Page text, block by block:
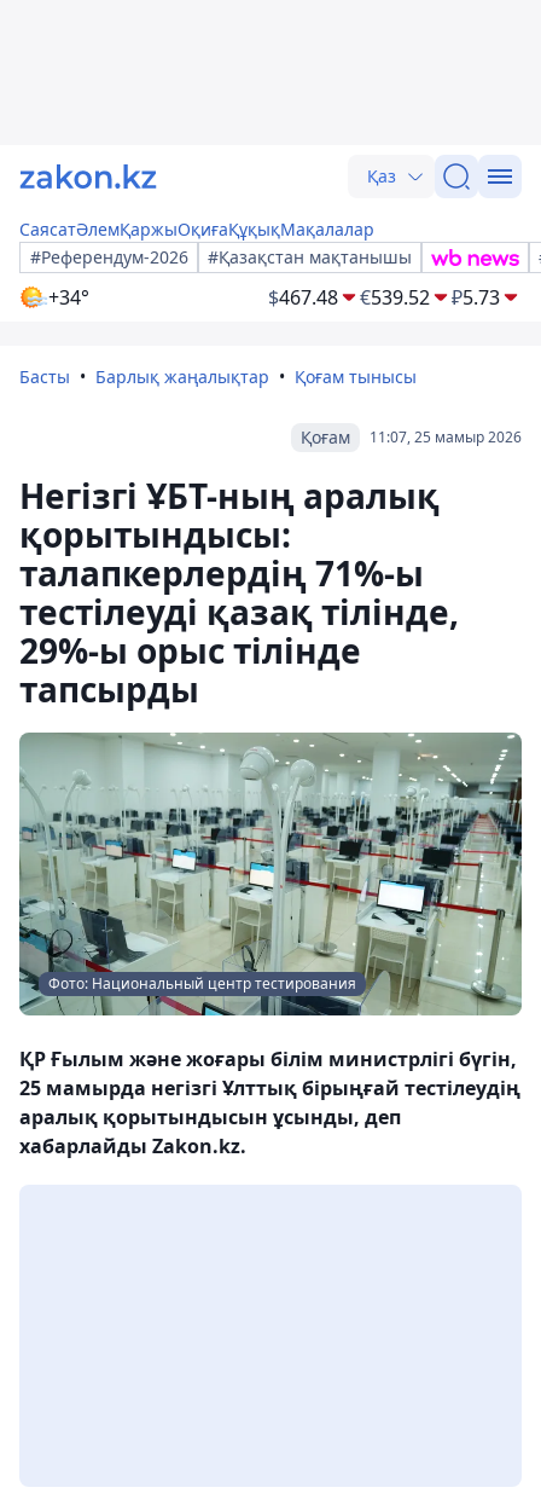
Қаз
СаясатӘлемҚаржыОқиғаҚұқықМақалалар
#Референдум-2026
#Қазақстан мақтанышы
+34° $467.48 €539.52 ₽5.73
Басты Барлық жаңалықтар Қоғам тынысы
11:07, 25 мамыр 2026
Қоғам
Негізгі ҰБТ-ның аралық
қорытындысы:
талапкерлердің 71%-ы
тестілеуді қазақ тілінде,
29%-ы орыс тілінде
тапсырды
Фото: Национальный центр тестирования
ҚР Ғылым және жоғары білім министрлігі бүгін,
25 мамырда негізгі Ұлттық бірыңғай тестілеудің
аралық қорытындысын ұсынды, деп
хабарлайды Zakon.kz.